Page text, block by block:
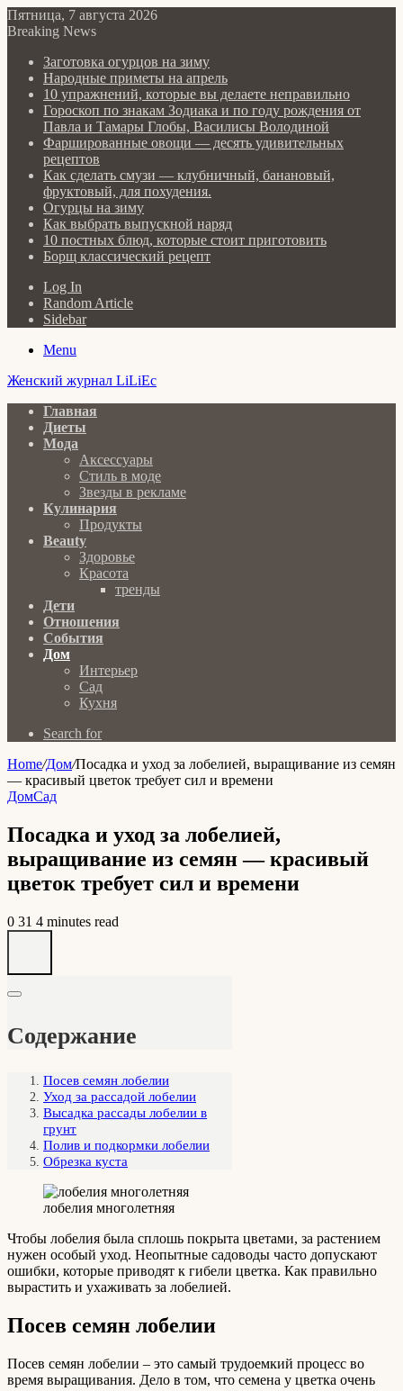
Пятница, 7 августа 2026
Breaking News
Заготовка огурцов на зиму
Народные приметы на апрель
10 упражнений, которые вы делаете неправильно
Гороскоп по знакам Зодиака и по году рождения от
Павла и Тамары Глобы, Василисы Володиной
Фаршированные овощи — десять удивительных
рецептов
Как сделать cмузи — клубничный, банановый,
фруктовый, для похудения.
Огурцы на зиму
Как выбрать выпускной наряд
10 постных блюд, которые стоит приготовить
Борщ классический рецепт
Log In
Random Article
Sidebar
Menu
Женский журнал LiLiEc
Главная
Диеты
Мода
Аксессуары
Стиль в моде
Звезды в рекламе
Кулинария
Продукты
Beauty
Здоровье
Красота
тренды
Дети
Отношения
События
Дом
Интерьер
Сад
Кухня
Search for
Home/Дом/Посадка и уход за лобелией, выращивание из семян
— красивый цветок требует сил и времени
ДомСад
Посадка и уход за лобелией,
выращивание из семян — красивый
цветок требует сил и времени
0 31 4 minutes read
Содержание
Посев семян лобелии
Уход за рассадой лобелии
Высадка рассады лобелии в
грунт
Полив и подкормки лобелии
Обрезка куста
лобелия многолетняя
Чтобы лобелия была сплошь покрыта цветами, за растением
нужен особый уход. Неопытные садоводы часто допускают
ошибки, которые приводят к гибели цветка. Как правильно
вырастить и ухаживать за лобелией.
Посев семян лобелии
Посев семян лобелии – это самый трудоемкий процесс во
время выращивания. Дело в том, что семена у цветка очень